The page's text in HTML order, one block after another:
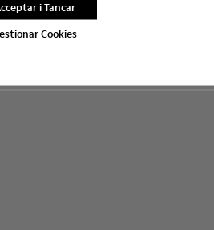
Cookies
i Tancar